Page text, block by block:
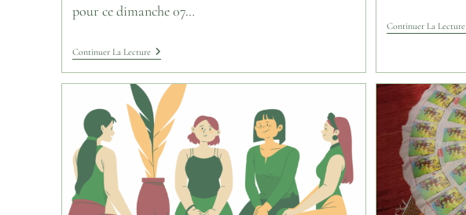
pour ce dimanche 07…
Continuer La Lecture
Continuer La Lecture